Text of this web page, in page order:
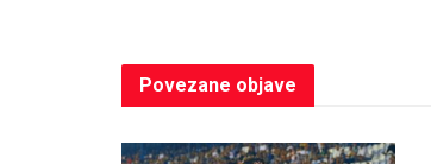
Povezane objave